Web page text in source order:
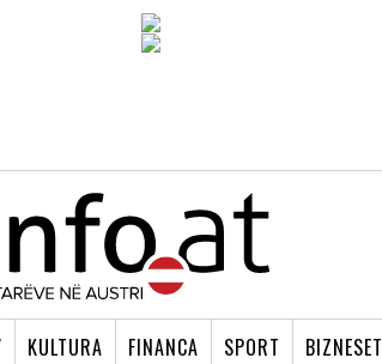
KULTURA FINANCA SPORT BIZNESET